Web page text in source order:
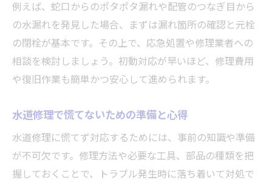
水道修理でDIYが可能な修理内容とは
水道修理の注意点と安全に進める方法
水道修理に必須の漏れ防止対策の基本
水道修理前の漏れ箇所確認ポイント
水道修理で学ぶパッキン交換の重要性
水道修理と配管の劣化予防メンテナンス
水道管の水漏れ対応で失敗しない方法
例えば、蛇口からのポタポタ漏れや配管のつなぎ目から
の水漏れを発見した場合、まずは漏れ箇所の確認と元栓
の閉栓が基本です。その上で、応急処置や修理業者への
相談を検討しましょう。初動対応が早いほど、修理費用
や復旧作業も簡単かつ安心して進められます。
水道修理で慌てないための準備と心得
水道修理に慌てず対応するためには、事前の知識や準備
が不可欠です。修理方法や必要な工具、部品の種類を把
握しておくことで、トラブル発生時に落ち着いて対処で